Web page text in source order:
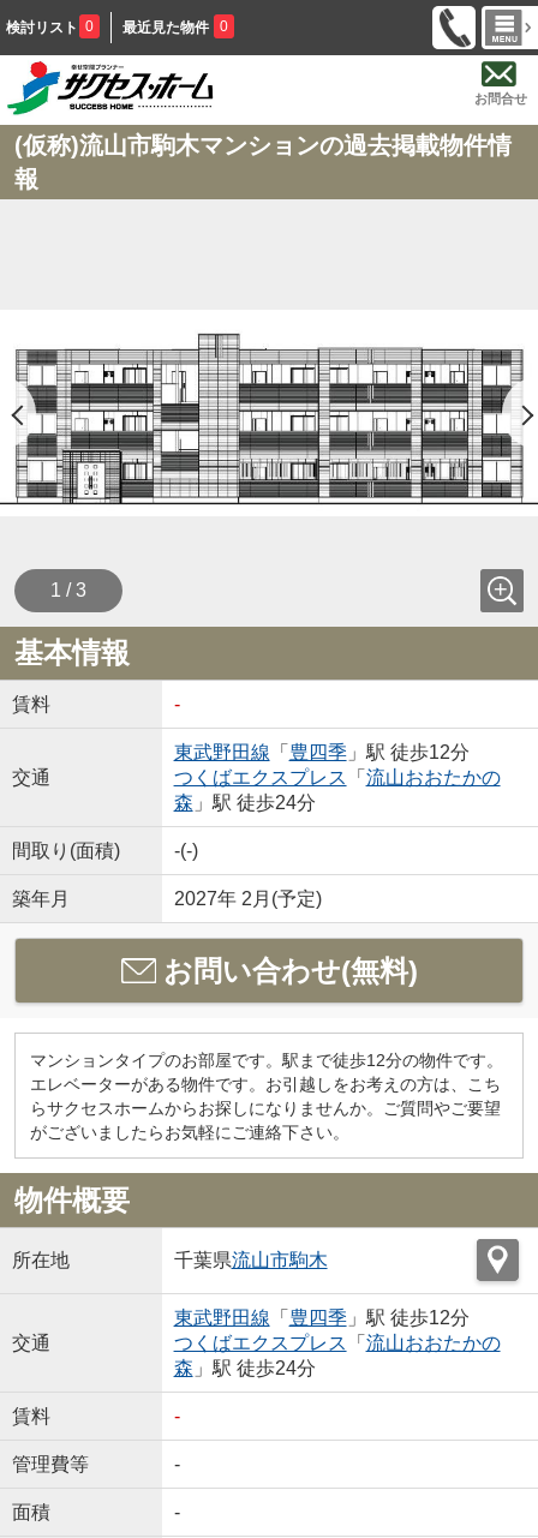
検討リスト 0 最近見た物件 0
お問合せ
(仮称)流山市駒木マンションの過去掲載物件情
報
1 / 3
基本情報
賃料 -
交通
東武野田線 「 豊四季」駅 徒歩12分
つくばエクスプレス 「 流山おおたかの
森 」駅 徒歩24分
間取り(面積) -(-)
築年月 2027年 2月(予定)
お問い合わせ(無料)
マンションタイプのお部屋です。駅まで徒歩12分の物件です。
エレベーターがある物件です。お引越しをお考えの方は、こち
らサクセスホームからお探しになりませんか。ご質問やご要望
がございましたらお気軽にご連絡下さい。
物件概要
所在地 千葉県流山市駒木
交通
東武野田線 「 豊四季」駅 徒歩12分
つくばエクスプレス 「 流山おおたかの
森 」駅 徒歩24分
賃料 -
管理費等 -
面積 -